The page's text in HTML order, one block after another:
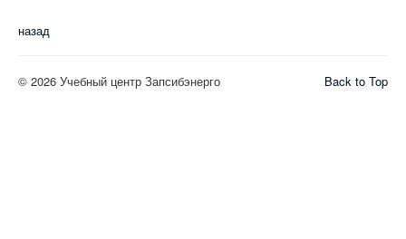
назад
Back to Top
© 2026 Учебный центр Запсибэнерго